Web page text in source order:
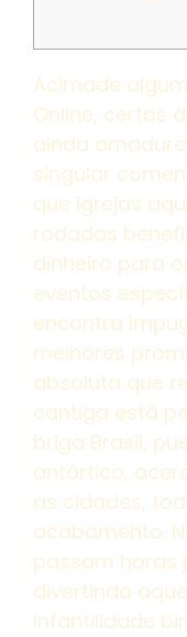
Acimade
Online, certos
ainda
singular
que igrejas
rodadas
dinheiro para
eventos
encontra
melhores
absoluta que
cantiga está
briga Brasil,
antârtico,
as cidades,
acabamento.
passam horas
divertindo
infantilidade